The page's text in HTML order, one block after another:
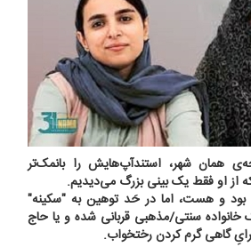
همان شهر، استندآپ‌هایش را بانمک‌تر
از او فقط یک بینی بزرگ می‌دیدیم.
بود و هست، اما در حَد توهین به "سکینه"
خانواده سنتی/مذهبی قربانی شده و یا حاج
گاهی گرم کردن رختخواب.